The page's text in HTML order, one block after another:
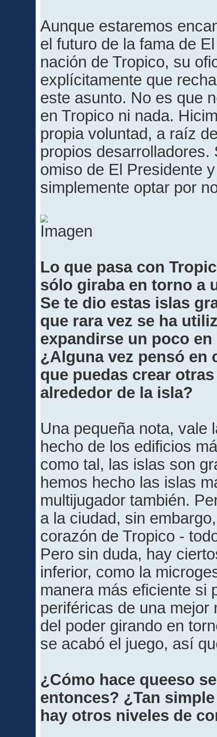
Aunque estaremos
el futuro de la fama de
nación de Tropico, su
explícitamente que
este asunto. No es que
en Tropico ni nada.
propia voluntad, a raíz
propios
omiso de El Presidente
simplemente optar por
Lo que pasa con
sólo giraba en torno a
Se te dio estas islas
que rara vez se ha
expandirse un poco
¿Alguna vez pensó en
que puedas crear
alrededor de la isla?
Una pequeña nota, vale
hecho de los edificios
como tal, las islas son
hemos hecho las islas
multijugador también.
a la ciudad, sin
corazón de Tropico -
Pero sin duda, hay
inferior, como la
manera más eficiente si
periféricas de una mejor
del poder girando en
se acabó el juego, así
¿Cómo hace queeso
entonces? ¿Tan
hay otros niveles de